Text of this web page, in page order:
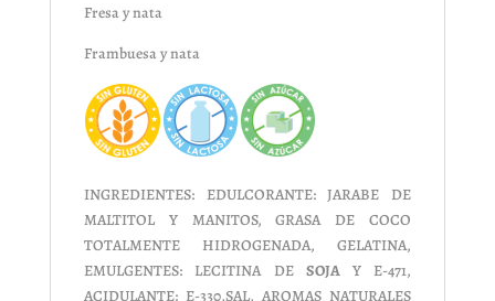
Fresa y nata
Frambuesa y nata
INGREDIENTES: EDULCORANTE: JARABE DE
MALTITOL Y MANITOS, GRASA DE COCO
TOTALMENTE HIDROGENADA, GELATINA,
EMULGENTES: LECITINA DESOJA Y E-471,
ACIDULANTE: E-330,SAL, AROMAS NATURALES